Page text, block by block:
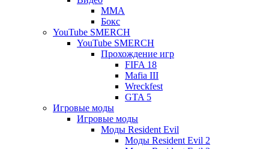
ММА
Бокс
YouTube SMERCH
YouTube SMERCH
Прохождение игр
FIFA 18
Mafia III
Wreckfest
GTA 5
Игровые моды
Игровые моды
Моды Resident Evil
Моды Resident Evil 2